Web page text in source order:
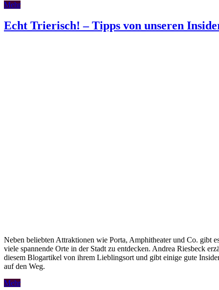
Mehr
Echt Trierisch! – Tipps von unseren
Neben beliebten Attraktionen wie Porta, Amphitheater und Co. gibt
viele spannende Orte in der Stadt zu entdecken. Andrea Riesbeck
diesem Blogartikel von ihrem Lieblingsort und gibt einige gute
auf den Weg.
Mehr